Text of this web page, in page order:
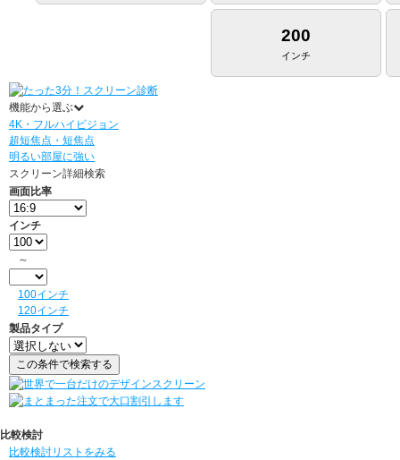
200
インチ
機能から選ぶ
4K・フルハイビジョン
超短焦点・短焦点
明るい部屋に強い
スクリーン詳細検索
画面比率
インチ
～
100インチ
120インチ
製品タイプ
比較検討
比較検討リストをみる